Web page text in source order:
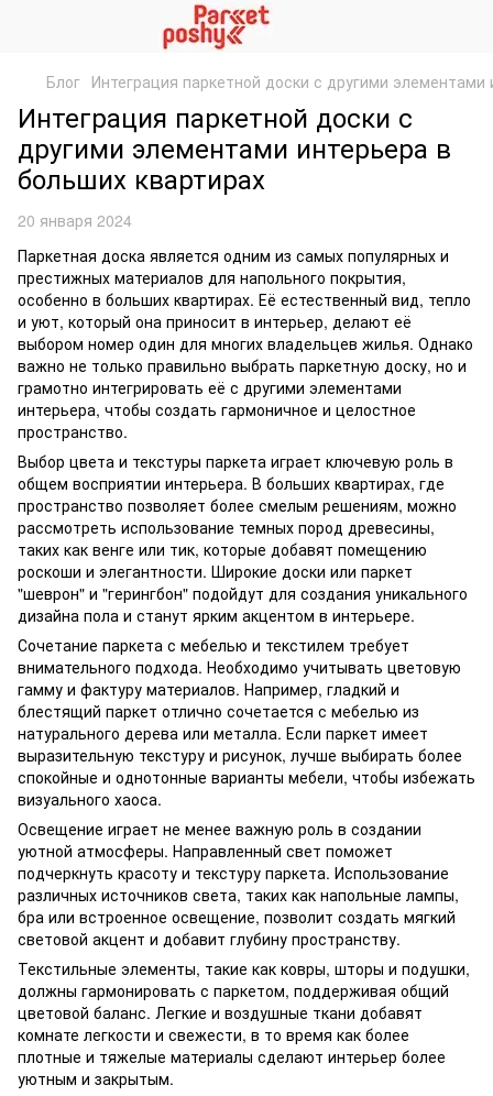
Блог Интеграция паркетной доски с другими элементами
Интеграция паркетной доски с
другими элементами интерьера в
больших квартирах
20 января 2024
Паркетная доска является одним из самых популярных и
престижных материалов для напольного покрытия,
особенно в больших квартирах. Её естественный вид, тепло
и уют, который она приносит в интерьер, делают её
выбором номер один для многих владельцев жилья. Однако
важно не только правильно выбрать паркетную доску, но и
грамотно интегрировать её с другими элементами
интерьера, чтобы создать гармоничное и целостное
пространство.
Выбор цвета и текстуры паркета играет ключевую роль в
общем восприятии интерьера. В больших квартирах, где
пространство позволяет более смелым решениям, можно
рассмотреть использование темных пород древесины,
таких как венге или тик, которые добавят помещению
роскоши и элегантности. Широкие доски или паркет
"шеврон" и "герингбон" подойдут для создания уникального
дизайна пола и станут ярким акцентом в интерьере.
Сочетание паркета с мебелью и текстилем требует
внимательного подхода. Необходимо учитывать цветовую
гамму и фактуру материалов. Например, гладкий и
блестящий паркет отлично сочетается с мебелью из
натурального дерева или металла. Если паркет имеет
выразительную текстуру и рисунок, лучше выбирать более
спокойные и однотонные варианты мебели, чтобы избежать
визуального хаоса.
Освещение играет не менее важную роль в создании
уютной атмосферы. Направленный свет поможет
подчеркнуть красоту и текстуру паркета. Использование
различных источников света, таких как напольные лампы,
бра или встроенное освещение, позволит создать мягкий
световой акцент и добавит глубину пространству.
Текстильные элементы, такие как ковры, шторы и подушки,
должны гармонировать с паркетом, поддерживая общий
цветовой баланс. Легкие и воздушные ткани добавят
комнате легкости и свежести, в то время как более
плотные и тяжелые материалы сделают интерьер более
уютным и закрытым.